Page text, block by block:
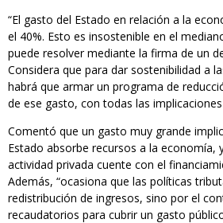
“El gasto del Estado en relación a la
el 40%. Esto es insostenible en el
puede resolver mediante la firma de un
Considera que para dar sostenibilidad a
habrá que armar un programa de
de ese gasto, con todas las
Comentó que un gasto muy grande
Estado absorbe recursos a la economía,
actividad privada cuente con el
Además, “ocasiona que las políticas
redistribución de ingresos, sino por el
recaudatorios para cubrir un gasto